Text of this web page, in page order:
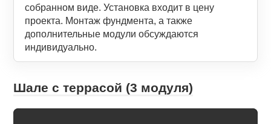
собранном виде. Установка входит в цену
проекта. Монтаж фундмента, а также
дополнительные модули обсуждаются
индивидуально.
Шале с террасой (3 модуля)